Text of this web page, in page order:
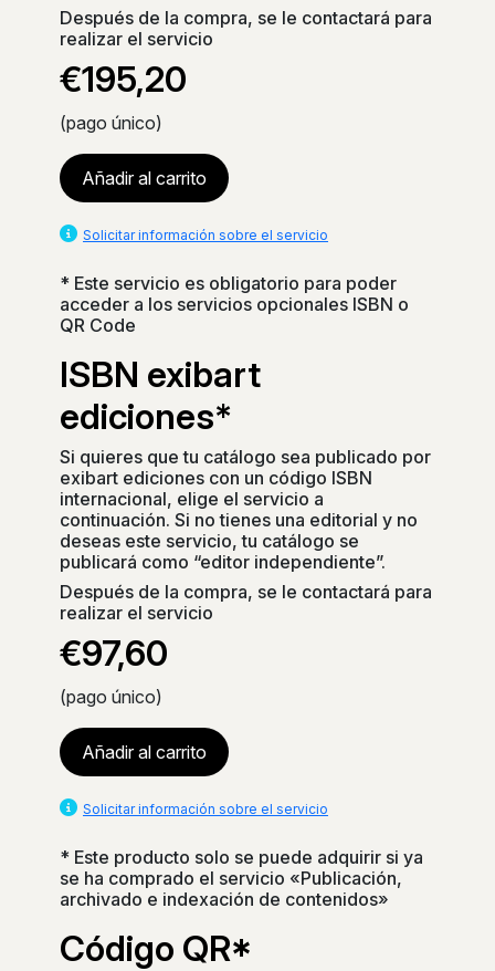
Después de la compra, se le contactará para
realizar el servicio
€195,20
(pago único)
Añadir al carrito
Solicitar información sobre el servicio
* Este servicio es obligatorio para poder
acceder a los servicios opcionales ISBN o
QR Code
ISBN exibart
ediciones*
Si quieres que tu catálogo sea publicado por
exibart ediciones con un código ISBN
internacional, elige el servicio a
continuación. Si no tienes una editorial y no
deseas este servicio, tu catálogo se
publicará como “editor independiente”.
Después de la compra, se le contactará para
realizar el servicio
€97,60
(pago único)
Añadir al carrito
Solicitar información sobre el servicio
* Este producto solo se puede adquirir si ya
se ha comprado el servicio «Publicación,
archivado e indexación de contenidos»
Código QR*